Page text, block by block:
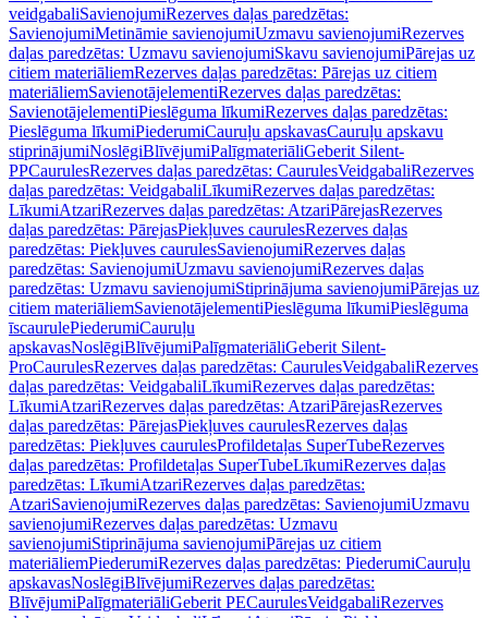
veidgabaliSavienojumiRezerves daļas paredzētas:
SavienojumiMetināmie savienojumiUzmavu savienojumiRezerves
daļas paredzētas: Uzmavu savienojumiSkavu savienojumiPārejas uz
citiem materiāliemRezerves daļas paredzētas: Pārejas uz citiem
materiāliemSavienotājelementiRezerves daļas paredzētas:
SavienotājelementiPieslēguma līkumiRezerves daļas paredzētas:
Pieslēguma līkumiPiederumiCauruļu apskavasCauruļu apskavu
stiprinājumiNoslēgiBlīvējumiPalīgmateriāliGeberit Silent-
PPCaurulesRezerves daļas paredzētas: CaurulesVeidgabaliRezerves
daļas paredzētas: VeidgabaliLīkumiRezerves daļas paredzētas:
LīkumiAtzariRezerves daļas paredzētas: AtzariPārejasRezerves
daļas paredzētas: PārejasPiekļuves caurulesRezerves daļas
paredzētas: Piekļuves caurulesSavienojumiRezerves daļas
paredzētas: SavienojumiUzmavu savienojumiRezerves daļas
paredzētas: Uzmavu savienojumiStiprinājuma savienojumiPārejas uz
citiem materiāliemSavienotājelementiPieslēguma līkumiPieslēguma
īscaurulePiederumiCauruļu
apskavasNoslēgiBlīvējumiPalīgmateriāliGeberit Silent-
ProCaurulesRezerves daļas paredzētas: CaurulesVeidgabaliRezerves
daļas paredzētas: VeidgabaliLīkumiRezerves daļas paredzētas:
LīkumiAtzariRezerves daļas paredzētas: AtzariPārejasRezerves
daļas paredzētas: PārejasPiekļuves caurulesRezerves daļas
paredzētas: Piekļuves caurulesProfildetaļas SuperTubeRezerves
daļas paredzētas: Profildetaļas SuperTubeLīkumiRezerves daļas
paredzētas: LīkumiAtzariRezerves daļas paredzētas:
AtzariSavienojumiRezerves daļas paredzētas: SavienojumiUzmavu
savienojumiRezerves daļas paredzētas: Uzmavu
savienojumiStiprinājuma savienojumiPārejas uz citiem
materiāliemPiederumiRezerves daļas paredzētas: PiederumiCauruļu
apskavasNoslēgiBlīvējumiRezerves daļas paredzētas:
BlīvējumiPalīgmateriāliGeberit PECaurulesVeidgabaliRezerves